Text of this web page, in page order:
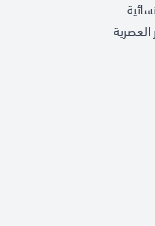
العصرية